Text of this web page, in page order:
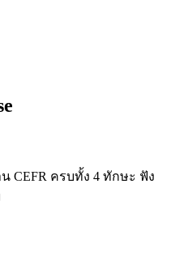
CEFR ครบทั้ง 4 ทักษะ ฟัง